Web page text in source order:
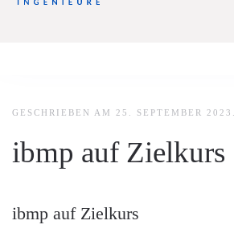
GESCHRIEBEN AM 25. SEPTEMBER 2023
ibmp auf Zielkurs
ibmp auf Zielkurs